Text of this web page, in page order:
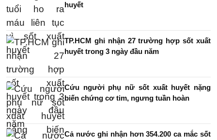
huyết
TP.HCM ghi nhận 27 trường hợp sốt xuất
huyết trong 3 ngày đầu năm
Cứu người phụ nữ sốt xuất huyết nặng
biến chứng cơ tim, ngưng tuần hoàn
Cả nước ghi nhận hơn 354.200 ca mắc sốt